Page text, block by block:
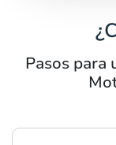
Pasos para